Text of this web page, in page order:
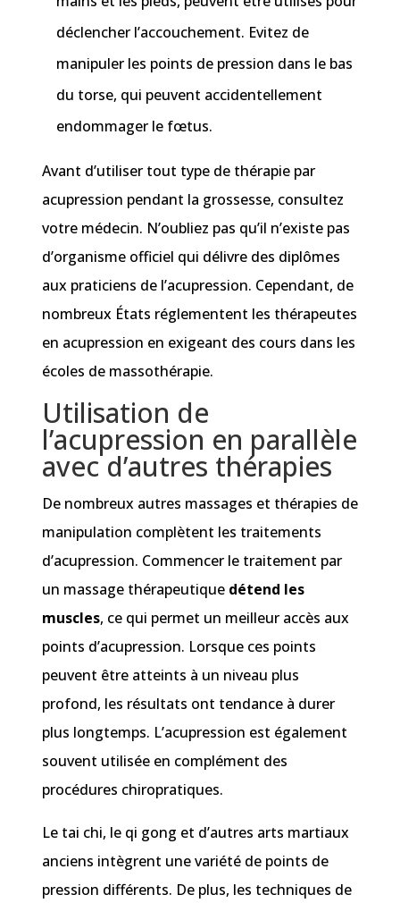
déclencher l’accouchement. Evitez de
manipuler les points de pression dans le bas
du torse, qui peuvent accidentellement
endommager le fœtus.
Avant d’utiliser tout type de thérapie par
acupression pendant la grossesse, consultez
votre médecin. N’oubliez pas qu’il n’existe pas
d’organisme officiel qui délivre des diplômes
aux praticiens de l’acupression. Cependant, de
nombreux États réglementent les thérapeutes
en acupression en exigeant des cours dans les
écoles de massothérapie.
Utilisation de
l’acupression en parallèle
avec d’autres thérapies
De nombreux autres massages et thérapies de
manipulation complètent les traitements
d’acupression. Commencer le traitement par
un massage thérapeutique détend les
muscles, ce qui permet un meilleur accès aux
points d’acupression. Lorsque ces points
peuvent être atteints à un niveau plus
profond, les résultats ont tendance à durer
plus longtemps. L’acupression est également
souvent utilisée en complément des
procédures chiropratiques.
Le tai chi, le qi gong et d’autres arts martiaux
anciens intègrent une variété de points de
pression différents. De plus, les techniques de